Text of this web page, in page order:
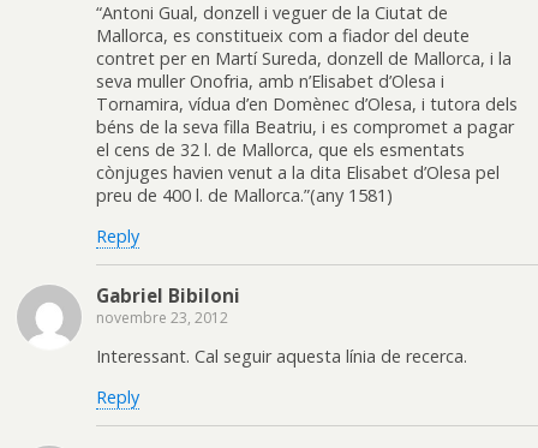
“Antoni Gual, donzell i veguer de la Ciutat de
Mallorca, es constitueix com a fiador del deute
contret per en Martí Sureda, donzell de Mallorca, i la
seva muller Onofria, amb n’Elisabet d’Olesa i
Tornamira, vídua d’en Domènec d’Olesa, i tutora dels
béns de la seva filla Beatriu, i es compromet a pagar
el cens de 32 l. de Mallorca, que els esmentats
cònjuges havien venut a la dita Elisabet d’Olesa pel
preu de 400 l. de Mallorca.”(any 1581)
Reply
Gabriel Bibiloni
novembre 23, 2012
Interessant. Cal seguir aquesta línia de recerca.
Reply